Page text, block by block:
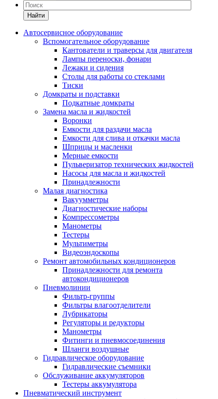
Найти
Автосервисное оборудование
Вспомогательное оборудование
Кантователи и траверсы для двигателя
Лампы переноски, фонари
Лежаки и сидения
Столы для работы со стеклами
Тиски
Домкраты и подставки
Подкатные домкраты
Замена масла и жидкостей
Воронки
Емкости для раздачи масла
Емкости для слива и откачки масла
Шприцы и масленки
Мерные емкости
Пульверизатор технических жидкостей
Насосы для масла и жидкостей
Принадлежности
Малая диагностика
Вакуумметры
Диагностические наборы
Компрессометры
Манометры
Тестеры
Мультиметры
Видеоэндоскопы
Ремонт автомобильных кондиционеров
Принадлежности для ремонта
автокондиционеров
Пневмолинии
Фильтр-группы
Фильтры влагоотделители
Лубрикаторы
Регуляторы и редукторы
Манометры
Фитинги и пневмосоединения
Шланги воздушные
Гидравлическое оборудование
Гидравлические съемники
Обслуживание аккумуляторов
Тестеры аккумулятора
Пневматический инструмент